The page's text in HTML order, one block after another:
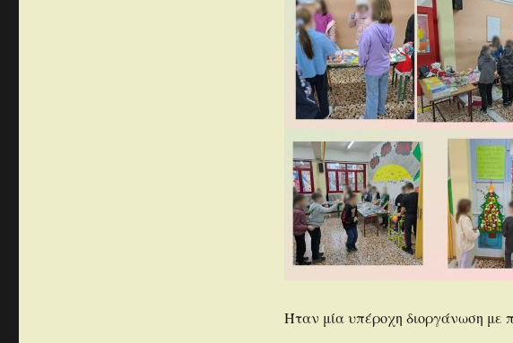
Ήταν μία υπέροχη διοργάνωση με